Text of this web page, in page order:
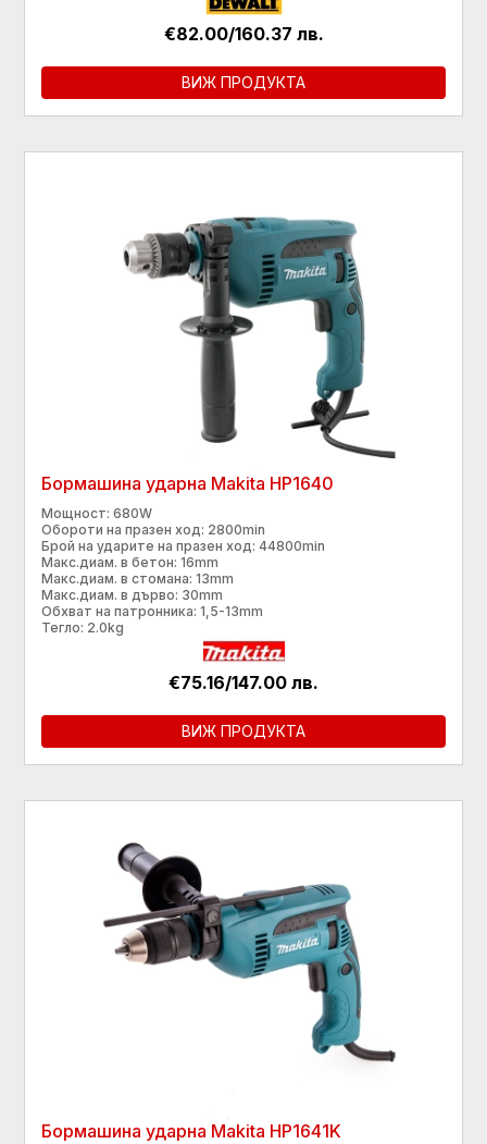
€82.00/160.37 лв.
ВИЖ ПРОДУКТА
Бормашина ударна Makita HP1640
Мощност: 680W
Обороти на празен ход: 2800min
Брой на ударите на празен ход: 44800min
Макс.диам. в бетон: 16mm
Макс.диам. в стомана: 13mm
Макс.диам. в дърво: 30mm
Обхват на патронника: 1,5-13mm
Тегло: 2.0kg
€75.16/147.00 лв.
ВИЖ ПРОДУКТА
Бормашина ударна Makita HP1641K